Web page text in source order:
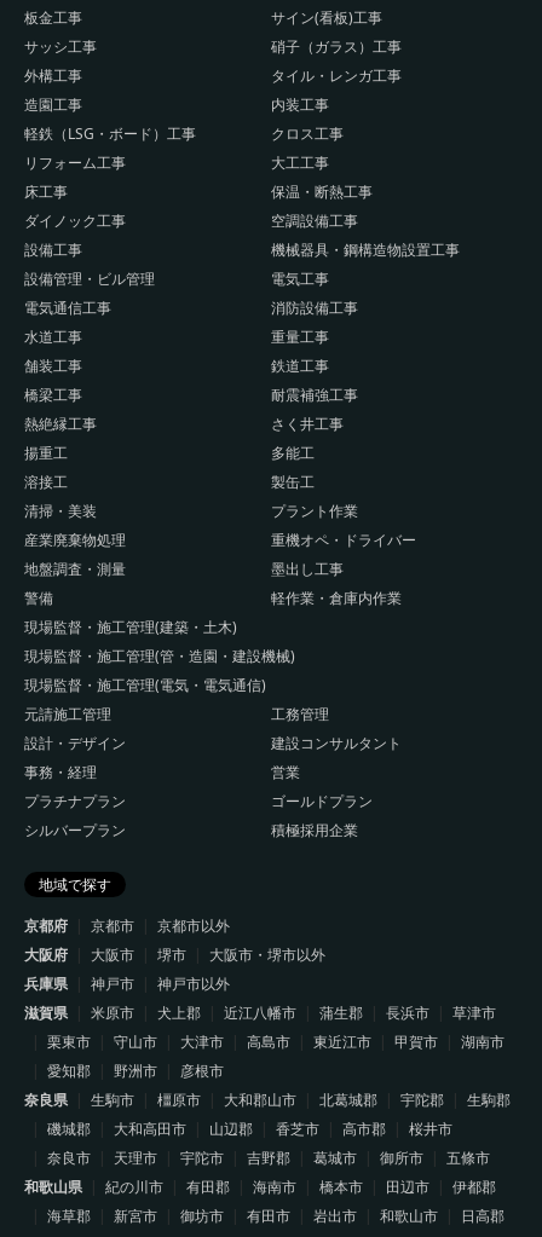
板金工事
サイン(看板)工事
サッシ工事
硝子（ガラス）工事
外構工事
タイル・レンガ工事
造園工事
内装工事
軽鉄（LSG・ボード）工事
クロス工事
リフォーム工事
大工工事
床工事
保温・断熱工事
ダイノック工事
空調設備工事
設備工事
機械器具・鋼構造物設置工事
設備管理・ビル管理
電気工事
電気通信工事
消防設備工事
水道工事
重量工事
舗装工事
鉄道工事
橋梁工事
耐震補強工事
熱絶縁工事
さく井工事
揚重工
多能工
溶接工
製缶工
清掃・美装
プラント作業
産業廃棄物処理
重機オペ・ドライバー
地盤調査・測量
墨出し工事
警備
軽作業・倉庫内作業
現場監督・施工管理(建築・土木)
現場監督・施工管理(管・造園・建設機械)
現場監督・施工管理(電気・電気通信)
元請施工管理
工務管理
設計・デザイン
建設コンサルタント
事務・経理
営業
プラチナプラン
ゴールドプラン
シルバープラン
積極採用企業
地域で探す
京都府
京都市
京都市以外
大阪府
大阪市 堺市
大阪市・堺市以外
兵庫県
神戸市
神戸市以外
滋賀県
米原市 犬上郡 近江八幡市 蒲生郡 長浜市
草津市
栗東市
守山市 大津市 高島市 東近江市 甲賀市
湖南市
愛知郡
野洲市
彦根市
奈良県
生駒市 橿原市 大和郡山市 北葛城郡 宇陀郡
生駒郡
磯城郡
大和高田市 山辺郡 香芝市 高市郡
桜井市
奈良市
天理市 宇陀市 吉野郡 葛城市 御所市
五條市
和歌山県
紀の川市 有田郡 海南市 橋本市 田辺市
伊都郡
海草郡
新宮市 御坊市 有田市 岩出市 和歌山市
日高郡